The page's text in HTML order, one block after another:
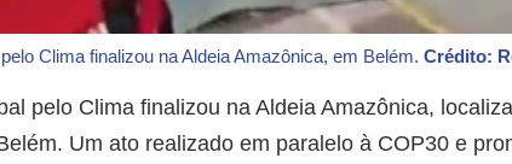
Clima finalizou na Aldeia Amazônica, em Belém.Crédito:
pelo Clima finalizou na Aldeia Amazônica,
Um ato realizado em paralelo à COP30 e